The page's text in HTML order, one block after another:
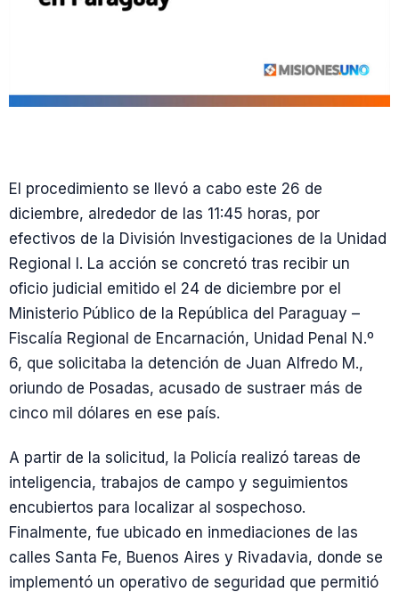
El procedimiento se llevó a cabo este 26 de
diciembre, alrededor de las 11:45 horas, por
efectivos de la División Investigaciones de la Unidad
Regional I. La acción se concretó tras recibir un
oficio judicial emitido el 24 de diciembre por el
Ministerio Público de la República del Paraguay –
Fiscalía Regional de Encarnación, Unidad Penal N.º
6, que solicitaba la detención de Juan Alfredo M.,
oriundo de Posadas, acusado de sustraer más de
cinco mil dólares en ese país.
A partir de la solicitud, la Policía realizó tareas de
inteligencia, trabajos de campo y seguimientos
encubiertos para localizar al sospechoso.
Finalmente, fue ubicado en inmediaciones de las
calles Santa Fe, Buenos Aires y Rivadavia, donde se
implementó un operativo de seguridad que permitió